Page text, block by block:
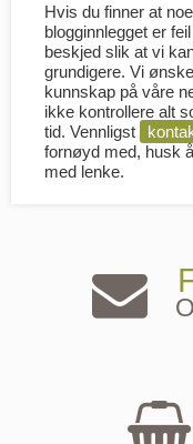
Hvis du finner at
blogginnlegget er
beskjed slik at vi
grundigere. Vi
kunnskap på våre
ikke kontrollere alt
tid. Vennligst
fornøyd med, husk
med lenke.